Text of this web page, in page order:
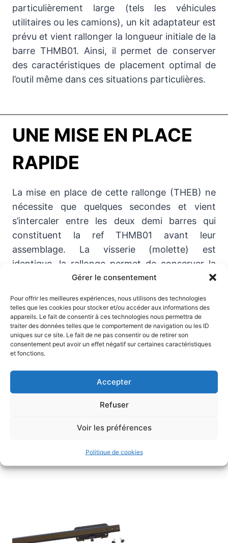
Gérer le consentement
Pour offrir les meilleures expériences, nous utilisons des technologies
telles que les cookies pour stocker et/ou accéder aux informations des
appareils. Le fait de consentir à ces technologies nous permettra de
traiter des données telles que le comportement de navigation ou les ID
uniques sur ce site. Le fait de ne pas consentir ou de retirer son
consentement peut avoir un effet négatif sur certaines caractéristiques
et fonctions.
Accepter
Refuser
Voir les préférences
Politique de cookies
particulièrement large (tels les véhicules
utilitaires ou les camions), un kit adaptateur est
prévu et vient rallonger la longueur initiale de la
barre THMB01. Ainsi, il permet de conserver
des caractéristiques de placement optimal de
l’outil même dans ces situations particulières.
UNE MISE EN PLACE
RAPIDE
La mise en place de cette rallonge (THEB) ne
nécessite que quelques secondes et vient
s’intercaler entre les deux demi barres qui
constituent la ref THMB01 avant leur
assemblage. La visserie (molette) est
identique, la rallonge permet de conserver la
translation outil sur l’intégralité de la nouvelle
ôté après l’application spécifique et ainsi
permettre à la barre THMB01 de retrouver sa
capacité nominale d’extension
Cet adaptateur est optionnel, il permet
au-delà de 2300 mm, ce qui correspond a des
cabines de mini truck ou de poids lourds.
L’utilisation du THEB reste compatible en
Remarque: l’utilisation
une combinaison possible d’utilisation .